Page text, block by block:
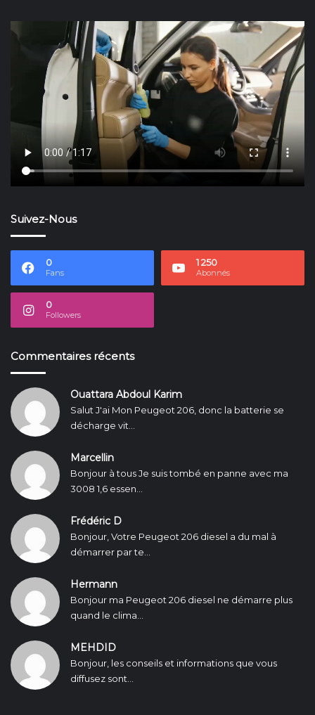
Suivez-Nous
0
Fans
1 250
Abonnés
0
Followers
Commentaires récents
Ouattara Abdoul Karim
Salut J'ai Mon Peugeot 206, donc la batterie se
décharge vit...
Marcellin
Bonjour à tous Je suis tombé en panne avec ma
3008 1,6 essen...
Frédéric D
Bonjour, Votre Peugeot 206 diesel a du mal à
démarrer par te...
Hermann
Bonjour ma Peugeot 206 diesel ne démarre plus
quand le clima...
MEHDID
Bonjour, les conseils et informations que vous
diffusez sont...